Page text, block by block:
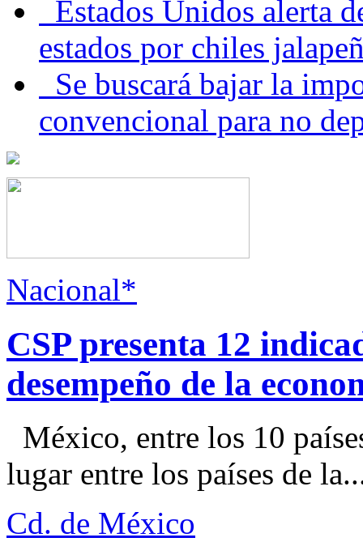
Estados Unidos alerta
estados por chiles
Se buscará bajar la
convencional para no
Nacional*
CSP presenta 12
desempeño de la
México, entre los 10
lugar entre los países de
Cd. de México